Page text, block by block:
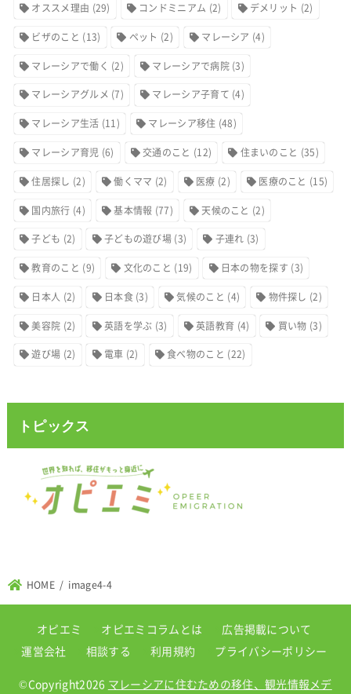
オススメ理由 (29) コンドミニアム (2) デメリット (2)
ビザのこと (13) ペット (2) マレーシア (4)
マレーシアで働く (2) マレーシアで病院(3)
マレーシアグルメ (7) マレーシア子育て (4)
マレーシア生活 (11) マレーシア移住 (48)
マレーシア育児 (6) 交通のこと (12) 住まいのこと (35)
住居探し (2) 働くママ (2) 医療 (2) 医療のこと (15)
国内旅行 (4) 基本情報 (77) 天候のこと (2)
子ども (2) 子どもの遊び場 (3) 子連れ (3)
教育のこと (9) 文化のこと (19) 日本の物を探す (3)
日本人 (2) 日本食(3) 気候のこと (4) 物件探し (2)
美容院 (2) 英語を学ぶ (3) 英語教育 (4) 買い物 (3)
遊び場 (2) 電車 (2) 食べ物のこと (22)
トピックス
HOME image4-4
オピエミ オピエミコラムとは
広告掲載について
運営会社
相談する 利用規約 プライバシーポリシー
©Copyright2026 マレーシアに住むための移住、観光情報メデ